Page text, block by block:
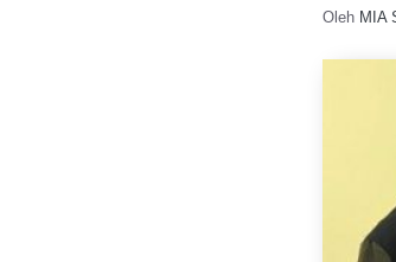
Oleh MIA